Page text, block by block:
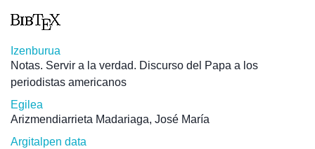
Izenburua
Notas. Servir a la verdad. Discurso del Papa a los
periodistas americanos
Egilea
Arizmendiarrieta Madariaga, José María
Argitalpen data